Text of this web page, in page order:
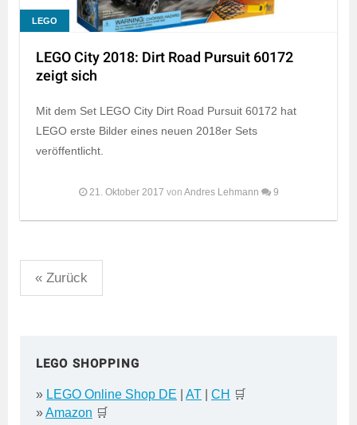
LEGO
LEGO City 2018: Dirt Road Pursuit 60172
zeigt sich
Mit dem Set LEGO City Dirt Road Pursuit 60172 hat
LEGO erste Bilder eines neuen 2018er Sets
veröffentlicht.
21. Oktober 2017 von Andres Lehmann 9
Seitennummerierung
der
« Zurück
LEGO SHOPPING
» LEGO Online Shop DE AT CH 🛒
»Amazon 🛒